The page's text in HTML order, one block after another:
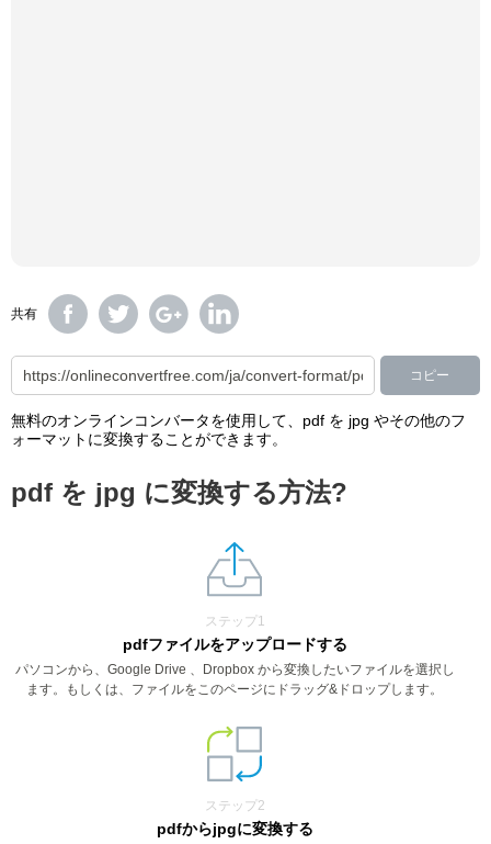
共有
コピー
無料のオンラインコンバータを使用して、pdf を jpg やその他のフ
ォーマットに変換することができます。
pdf を jpg に変換する方法?
ステップ1
pdfファイルをアップロードする
パソコンから、Google Drive 、Dropbox から変換したいファイルを選択し
ます。もしくは、ファイルをこのページにドラッグ&ドロップします。
ステップ2
pdfからjpgに変換する